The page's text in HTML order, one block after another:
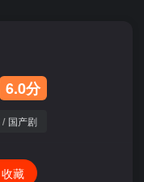
6.0分
/ 国产剧
收藏